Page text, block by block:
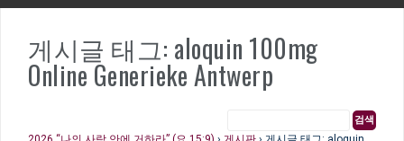
게시글 태그: aloquin 100mg
Online Generieke Antwerp